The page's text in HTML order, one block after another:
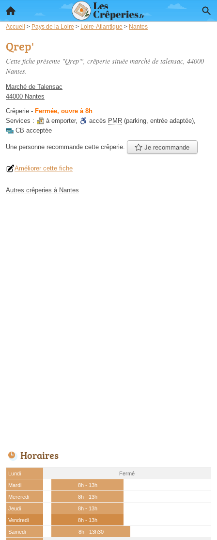
Accueil > Pays de la Loire > Loire-Atlantique > Nantes
Qrep'
Cette fiche présente "Qrep'", crêperie située marché de talensac, 44000
Nantes.
Marché de Talensac
44000 Nantes
Crêperie - Fermée, ouvre à 8h
Services :
à emporter, accès PMR (parking, entrée adaptée),
CB acceptée
Une personne recommande cette crêperie. Je recommande
Améliorer cette fiche
Autres crêperies à Nantes
Horaires
Lundi
Fermé
Mardi
8h - 13h
Mercredi
8h - 13h
Jeudi
8h - 13h
Vendredi
8h - 13h
Samedi
8h - 13h30